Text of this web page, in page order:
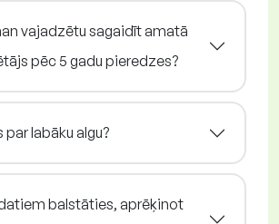
vajadzētu sagaidīt amatā
pēc 5 gadu pieredzes?
par labāku algu?
balstāties, aprēķinot